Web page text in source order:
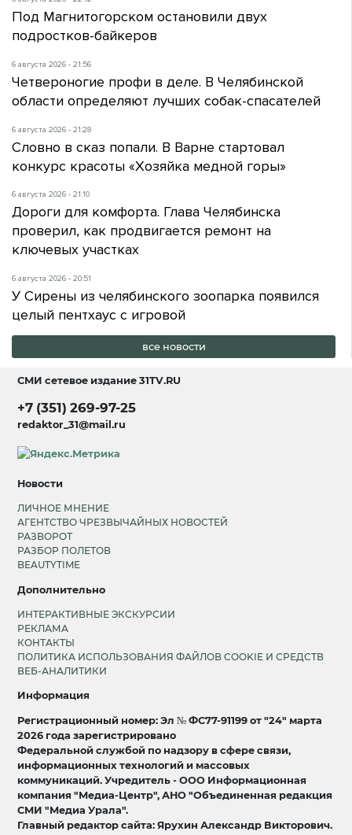
Под Магнитогорском остановили двух
подростков-байкеров
6 августа 2026 - 21:56
Четвероногие профи в деле. В Челябинской
области определяют лучших собак-спасателей
6 августа 2026 - 21:28
Словно в сказ попали. В Варне стартовал
конкурс красоты «Хозяйка медной горы»
6 августа 2026 - 21:10
Дороги для комфорта. Глава Челябинска
проверил, как продвигается ремонт на
ключевых участках
6 августа 2026 - 20:51
У Сирены из челябинского зоопарка появился
целый пентхаус с игровой
все новости
СМИ сетевое издание31TV.RU
+7 (351) 269-97-25
redaktor_31@mail.ru
Новости
ЛИЧНОЕ МНЕНИЕ
АГЕНТСТВО ЧРЕЗВЫЧАЙНЫХ НОВОСТЕЙ
РАЗВОРОТ
РАЗБОР ПОЛЕТОВ
BEAUTYTIME
Дополнительно
ИНТЕРАКТИВНЫЕ ЭКСКУРСИИ
РЕКЛАМА
КОНТАКТЫ
ПОЛИТИКА ИСПОЛЬЗОВАНИЯ ФАЙЛОВ COOKIE И СРЕДСТВ
ВЕБ-АНАЛИТИКИ
Информация
Регистрационный номер: Эл № ФС77-91199 от "24" марта
2026 года зарегистрировано
Федеральной службой по надзору в сфере связи,
информационных технологий и массовых
коммуникаций. Учредитель - ООО Информационная
компания "Медиа-Центр", АНО "Объединенная редакция
СМИ "Медиа Урала".
Главный редактор сайта: Ярухин Александр Викторович.